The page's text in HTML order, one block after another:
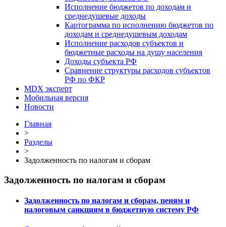
Исполнение бюджетов по доходам и
среднедушевые доходы
Картограмма по исполнению бюджетов по
доходам и среднедушевым доходам
Исполнение расходов субъектов и
бюджетные расходы на душу населения
Доходы субъекта РФ
Сравнение структуры расходов субъектов
РФ по ФКР
MDX эксперт
Мобильная версия
Новости
Главная
>
Разделы
>
Задолженность по налогам и сборам
Задолженность по налогам и сборам
Задолженность по налогам и сборам, пеням и
налоговым санкциям в бюджетную систему РФ